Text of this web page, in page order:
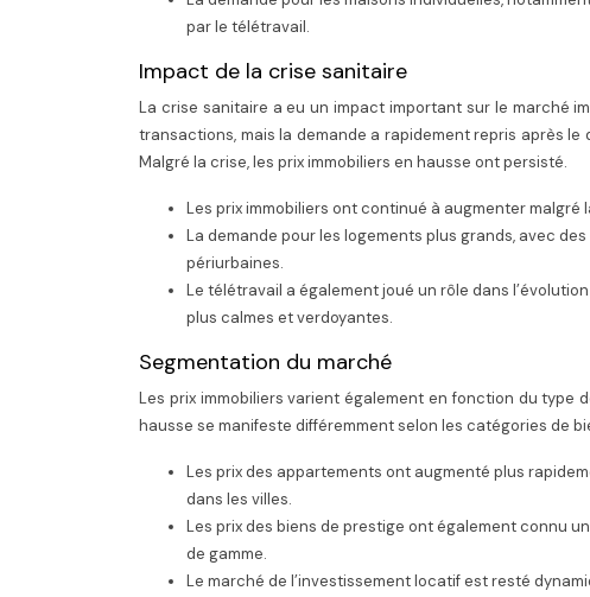
par le télétravail.
Impact de la crise sanitaire
La crise sanitaire a eu un impact important sur le marché
transactions, mais la demande a rapidement repris après
Malgré la crise, les prix immobiliers en hausse ont persisté.
Les prix immobiliers ont continué à augmenter
La demande pour les logements plus grands, avec
périurbaines.
Le télétravail a également joué un rôle dans
plus calmes et verdoyantes.
Segmentation du marché
Les prix immobiliers varient également en fonction du type
hausse se manifeste différemment selon les catégories de
Les prix des appartements ont augmenté plus
dans les villes.
Les prix des biens de prestige ont également connu
de gamme.
Le marché de l’investissement locatif est resté